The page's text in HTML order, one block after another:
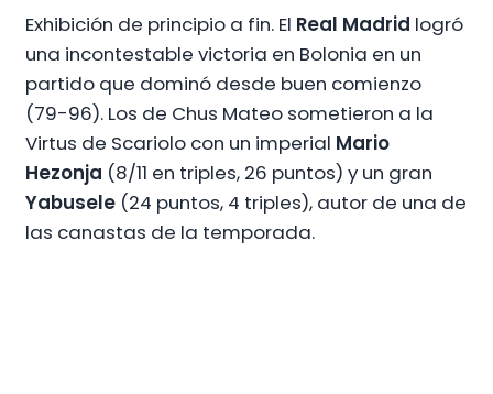
Exhibición de principio a fin. El Real Madrid logró
una incontestable victoria en Bolonia en un
partido que dominó desde buen comienzo
(79-96). Los de Chus Mateo sometieron a la
Virtus de Scariolo con un imperial Mario
Hezonja (8/11 en triples, 26 puntos) y un gran
Yabusele (24 puntos, 4 triples), autor de una de
las canastas de la temporada.